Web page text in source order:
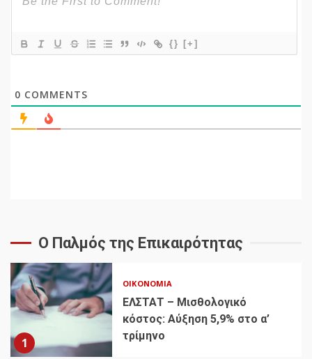
{} [+]
0 COMMENTS
Ο Παλμός της Επικαιρότητας
1
ΟΙΚΟΝΟΜΊΑ
ΕΛΣΤΑΤ – Μισθολογικό
κόστος: Αύξηση 5,9% στο α’
τρίμηνο